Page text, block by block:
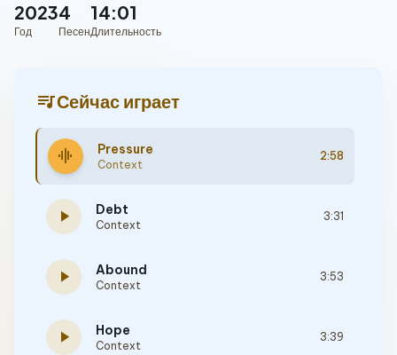
2023
Год
4
Песен
14:01
Длительность
queue_musicСейчас играет
graphic_eq Pressure
Context
2:58
play_arrow Debt
Context
3:31
play_arrow Abound
Context
3:53
play_arrow Hope
Context
3:39